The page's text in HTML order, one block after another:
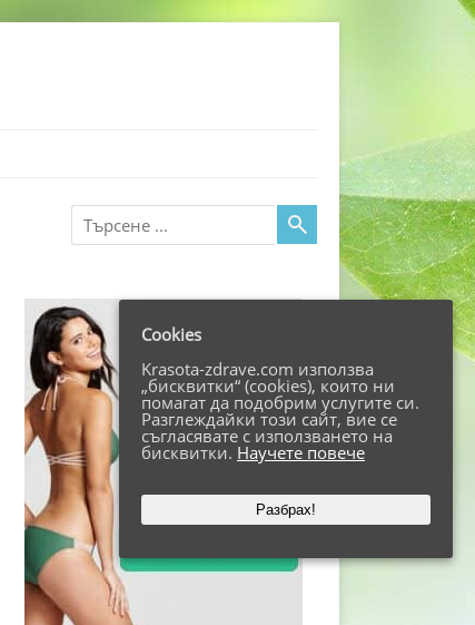
Търсене
Cookies
Krasota-zdrave.com използва
„бисквитки“ (cookies), които ни
помагат да подобрим услугите си.
Разглеждайки този сайт, вие се
съгласявате с използването на
бисквитки. Научете повече
Разбрах!